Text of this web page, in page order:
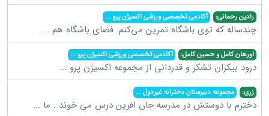
رادین رحمانی: آکادمی تخصصی ورزشی اکسیژن پرو...
چندساله که توی باشگاه تمرین می‌کنم. فضای باشگاه هم ...
اورهان کامل و حسین کامل: آکادمی تخصصی ورزشی اکسیژن پرو...
درود بیکران تشکر و قدردانی از مجموعه اکسیژن پرو ...
زری: مجموعه دبیرستان دخترانه غیردول...
دخترم با دوستش در مدرسه جان افرین درس می خوند . ما ...